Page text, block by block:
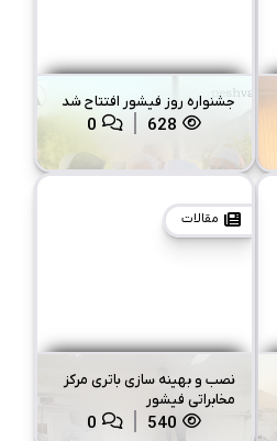
جشنواره روز فیشور افتتاح شد
628
0
مقالات
نصب و بهینه سازی باتری مرکز
مخابراتی فیشور
540
0